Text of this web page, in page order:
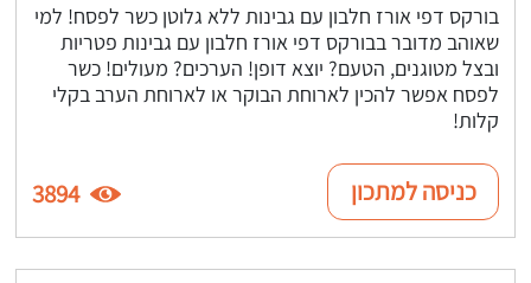
בורקס דפי אורז חלבון עם גבינות ללא גלוטן כשר לפסח! למי
שאוהב מדובר בבורקס דפי אורז חלבון עם גבינות פטריות
ובצל מטוגנים, הטעם? יוצא דופן! הערכים? מעולים! כשר
לפסח אפשר להכין לארוחת הבוקר או לארוחת הערב בקלי
קלות!
כניסה למתכון 3894